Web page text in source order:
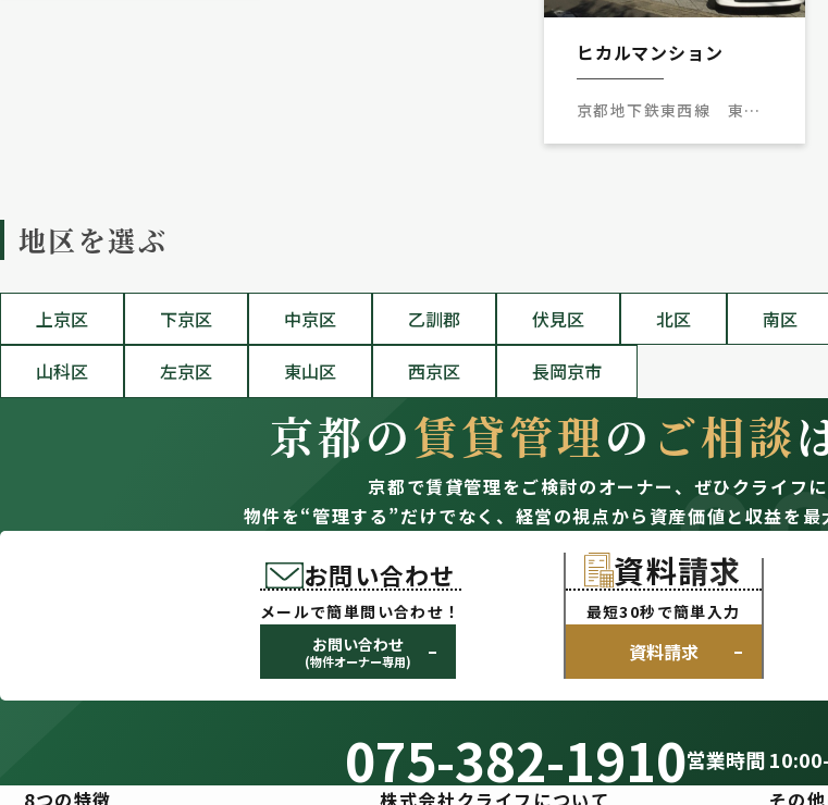
ヒカルマンション
京都地下鉄東西線 東野
地区を選ぶ
上京区 下京区 中京区 乙訓郡 伏見区 北区 南区
山科区 左京区 東山区 西京区 長岡京市
京都の賃貸管理の ご相談
京都で賃貸管理をご検討のオーナー、 ぜひクライフ
物件を“管理する”だけでなく、経営の視点から資産価値と収益を最
お問い合わせ
メールで簡単問い合わせ！
お問い合わせ
(物件オーナー専用)
資料請求
最短30秒で簡単入力
資料請求
075-382-1910営業時間
8つの特徴 株式会社クライフについて その